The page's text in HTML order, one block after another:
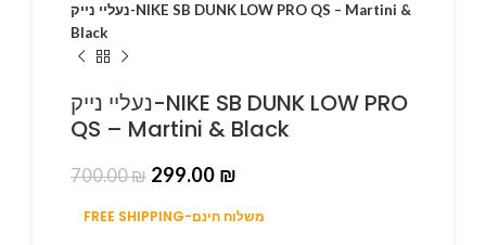
נעליי נייק-NIKE SB DUNK LOW PRO QS – Martini &
Black
נעליי נייק-NIKE SB DUNK LOW PRO
QS – Martini & Black
700.00₪ 299.00 ₪
FREE SHIPPING-משלוח חינם